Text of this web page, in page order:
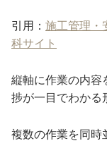
引用： 施工管理・
科サイト
縦軸に作業の内容
捗が一目でわかる
複数の作業を同時